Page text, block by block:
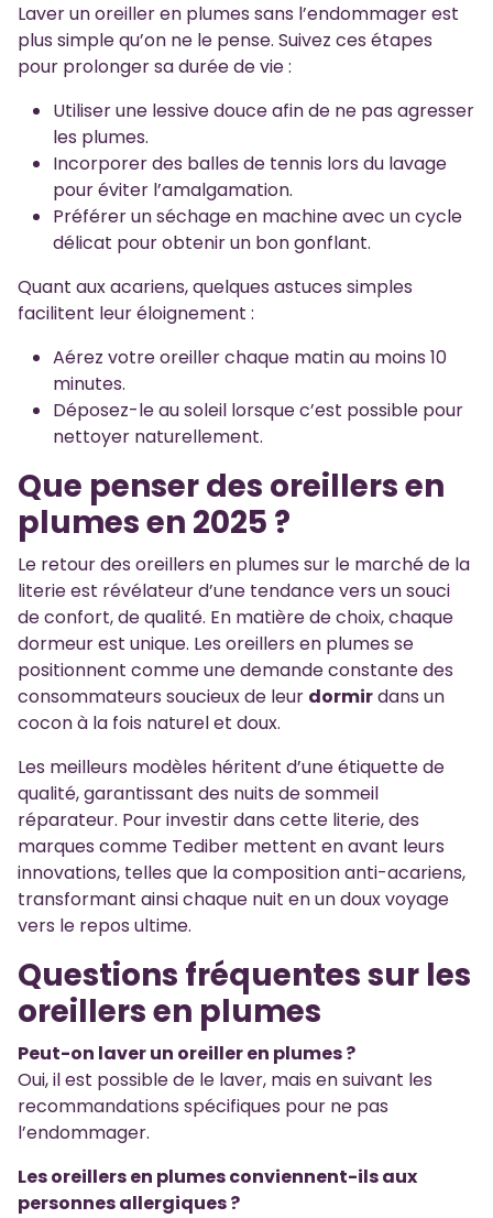
Laver un oreiller en plumes sans l’endommager est
plus simple qu’on ne le pense. Suivez ces étapes
pour prolonger sa durée de vie :
Utiliser une lessive douce afin de ne pas agresser
les plumes.
Incorporer des balles de tennis lors du lavage
pour éviter l’amalgamation.
Préférer un séchage en machine avec un cycle
délicat pour obtenir un bon gonflant.
Quant aux acariens, quelques astuces simples
facilitent leur éloignement :
Aérez votre oreiller chaque matin au moins 10
minutes.
Déposez-le au soleil lorsque c’est possible pour
nettoyer naturellement.
Que penser des oreillers en
plumes en 2025 ?
Le retour des oreillers en plumes sur le marché de la
literie est révélateur d’une tendance vers un souci
de confort, de qualité. En matière de choix, chaque
dormeur est unique. Les oreillers en plumes se
positionnent comme une demande constante des
consommateurs soucieux de leur dormirdans un
cocon à la fois naturel et doux.
Les meilleurs modèles héritent d’une étiquette de
qualité, garantissant des nuits de sommeil
réparateur. Pour investir dans cette literie, des
marques comme Tediber mettent en avant leurs
innovations, telles que la composition anti-acariens,
transformant ainsi chaque nuit en un doux voyage
vers le repos ultime.
Questions fréquentes sur les
oreillers en plumes
Peut-on laver un oreiller en plumes ?
Oui, il est possible de le laver, mais en suivant les
recommandations spécifiques pour ne pas
l’endommager.
Les oreillers en plumes conviennent-ils aux
personnes allergiques ?